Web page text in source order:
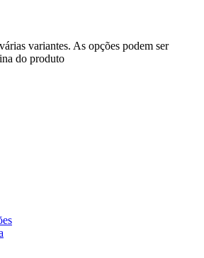
variantes. As opções podem ser
do produto